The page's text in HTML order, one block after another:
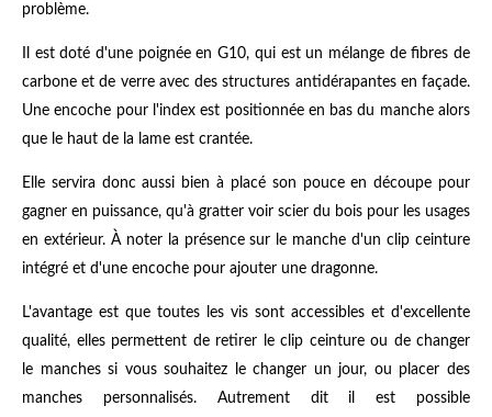
problème.
Il est doté d'une poignée en G10, qui est un mélange de fibres de
carbone et de verre avec des structures antidérapantes en façade.
Une encoche pour l'index est positionnée en bas du manche alors
que le haut de la lame est crantée.
Elle servira donc aussi bien à placé son pouce en découpe pour
gagner en puissance, qu'à gratter voir scier du bois pour les usages
en extérieur. À noter la présence sur le manche d'un clip ceinture
intégré et d'une encoche pour ajouter une dragonne.
L'avantage est que toutes les vis sont accessibles et d'excellente
qualité, elles permettent de retirer le clip ceinture ou de changer
le manches si vous souhaitez le changer un jour, ou placer des
manches personnalisés. Autrement dit il est possible